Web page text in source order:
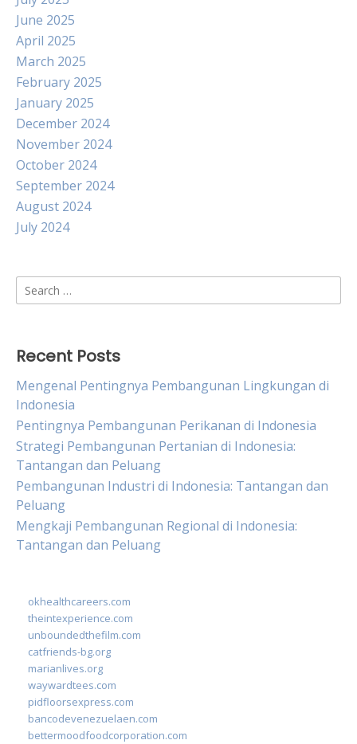
June 2025
April 2025
March 2025
February 2025
January 2025
December 2024
November 2024
October 2024
September 2024
August 2024
July 2024
Search
for:
Recent Posts
Mengenal Pentingnya Pembangunan Lingkungan di
Indonesia
Pentingnya Pembangunan Perikanan di Indonesia
Strategi Pembangunan Pertanian di Indonesia:
Tantangan dan Peluang
Pembangunan Industri di Indonesia: Tantangan dan
Peluang
Mengkaji Pembangunan Regional di Indonesia:
Tantangan dan Peluang
okhealthcareers.com
theintexperience.com
unboundedthefilm.com
catfriends-bg.org
marianlives.org
waywardtees.com
pidfloorsexpress.com
bancodevenezuelaen.com
bettermoodfoodcorporation.com